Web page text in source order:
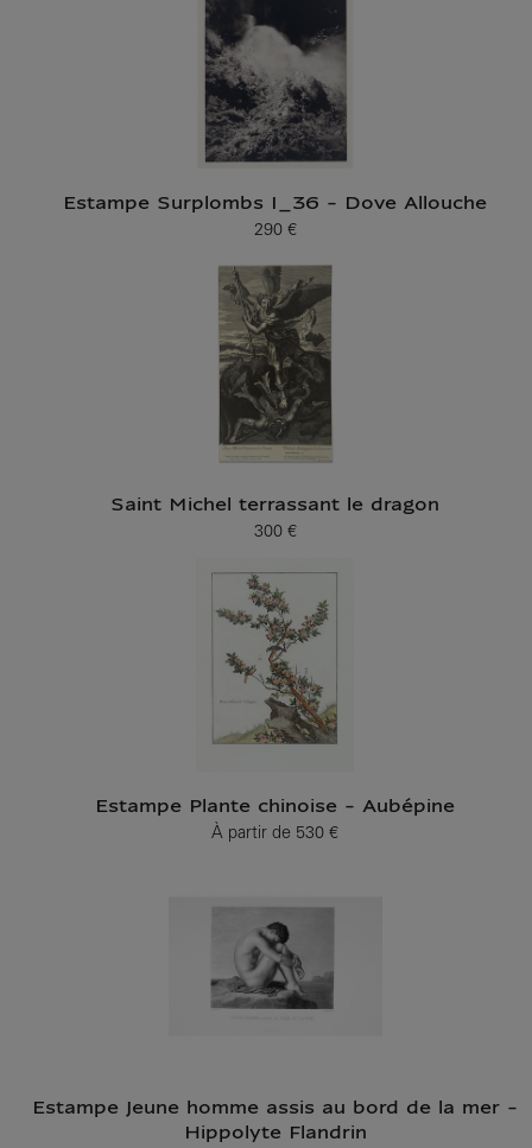
Estampe Surplombs I_36 - Dove Allouche
Prix ​​actuel
290 €
Saint Michel terrassant le dragon
Prix ​​actuel
300 €
Estampe Plante chinoise - Aubépine
À partir dePrix ​​actuel
530 €
Estampe Jeune homme assis au bord de la mer -
Hippolyte Flandrin